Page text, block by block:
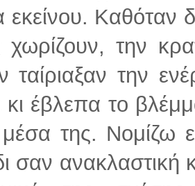
Καθόταν
χωρίζουν, την
ταίριαξαν την
κι έβλεπα το
μέσα της. Νομίζω
σαν ανακλαστική